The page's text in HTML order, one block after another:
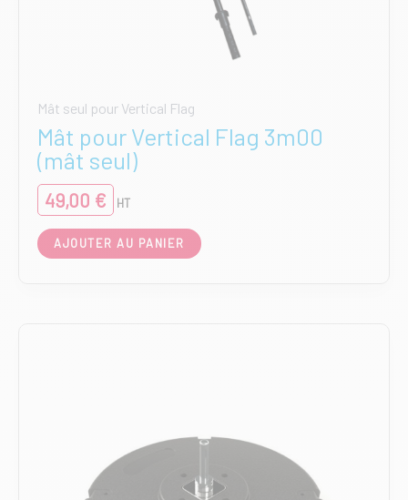
Mât seul pour Vertical Flag
Mât pour Vertical Flag 3m00
(mât seul)
49,00 € HT
AJOUTER AU PANIER